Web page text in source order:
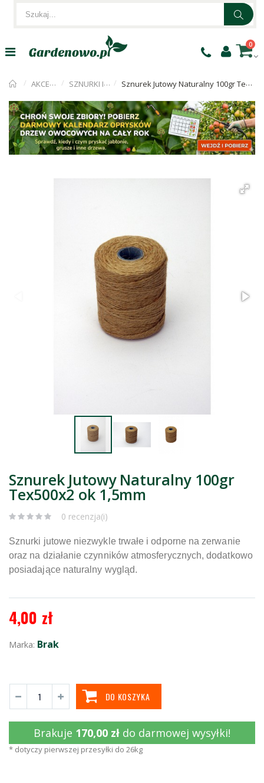
0
AKCESORIA SZNURKI I DRUTY Sznurek Jutowy Naturalny 100gr Tex500x2 ok 1,5mm
Sznurek Jutowy Naturalny 100gr
Tex500x2 ok 1,5mm
0 recenzja(i)
Sznurki jutowe niezwykle trwałe i odporne na zerwanie
oraz na działanie czynników atmosferycznych, dodatkowo
posiadające naturalny wygląd.
4,00 zł
Marka: Brak
DO KOSZYKA
Brakuje 170,00 zł do darmowej wysyłki!
* dotyczy pierwszej przesyłki do 26kg